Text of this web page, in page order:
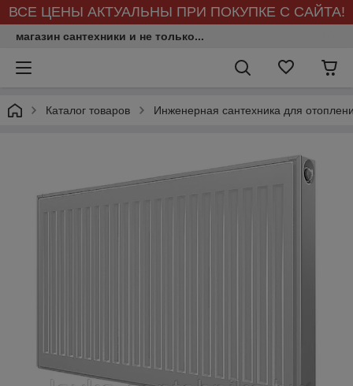
ВСЕ ЦЕНЫ АКТУАЛЬНЫ ПРИ ПОКУПКЕ С САЙТА!
магазин сантехники и не только...
Каталог товаров Инженерная сантехника для